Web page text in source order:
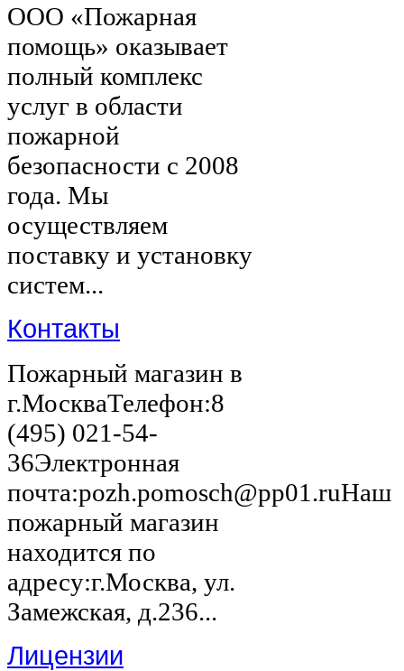
ООО «Пожарная
помощь» оказывает
полный комплекс
услуг в области
пожарной
безопасности с 2008
года. Мы
осуществляем
поставку и установку
систем...
Контакты
Пожарный магазин в
г.МоскваТелефон:8
(495) 021-54-
36Электронная
почта:pozh.pomosch@pp01.ruНаш
пожарный магазин
находится по
адресу:г.Москва, ул.
Замежская, д.236...
Лицензии